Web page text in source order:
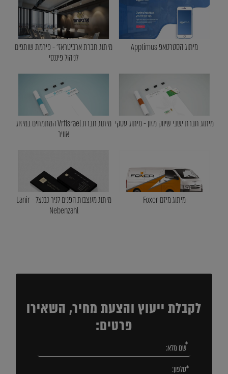
מיתוג הסטרטאפ Apptimus
מיתוג חברת ארביטראז' - פירמת שותפים
לניהול פיננסי
מיתוג חברת י.שבי שיווק מזון - מיתוג עסקי
מיתוג חברת VrfIsrael המתמחים במיזוג
אוויר
מיתוג מיזם Foxer
מיתוג מעצבות הפנים לניר נבנצל - Lanir
Nebenzahl
לקבלת ייעוץ והצעת מחיר, השאירו
פרטים: